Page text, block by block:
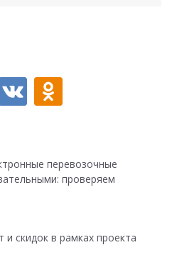
перевозочные
проверяем
скидок в рамках проекта